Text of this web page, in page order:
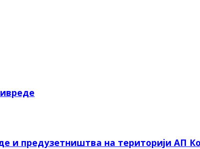
и предузетништва на територији АП